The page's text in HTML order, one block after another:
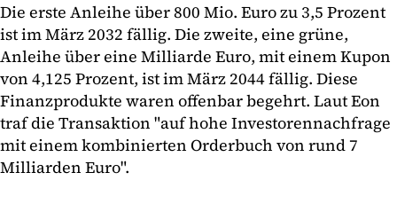
Die erste Anleihe über 800 Mio. Euro zu 3,5 Prozent
ist im März 2032 fällig. Die zweite, eine grüne,
Anleihe über eine Milliarde Euro, mit einem Kupon
von 4,125 Prozent, ist im März 2044 fällig. Diese
Finanzprodukte waren offenbar begehrt. Laut Eon
traf die Transaktion "auf hohe Investorennachfrage
mit einem kombinierten Orderbuch von rund 7
Milliarden Euro".